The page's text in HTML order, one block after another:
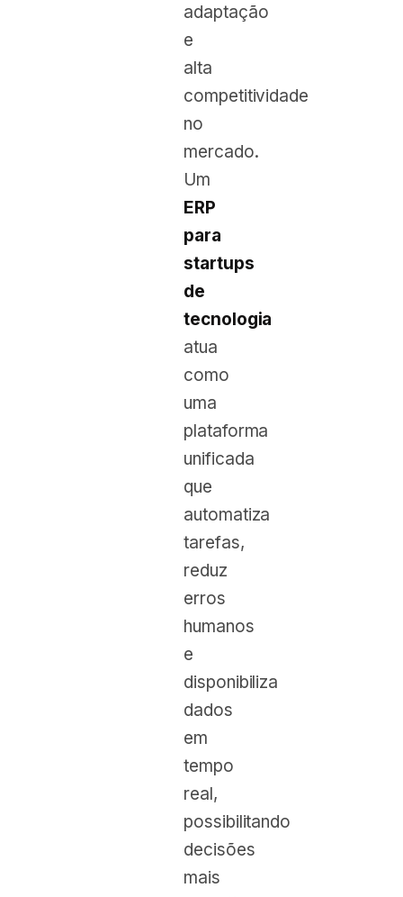
adaptação
e
alta
competitividade
no
mercado.
Um
ERP
para
startups
de
tecnologia
atua
como
uma
plataforma
unificada
que
automatiza
tarefas,
reduz
erros
humanos
e
disponibiliza
dados
em
tempo
real,
possibilitando
decisões
mais